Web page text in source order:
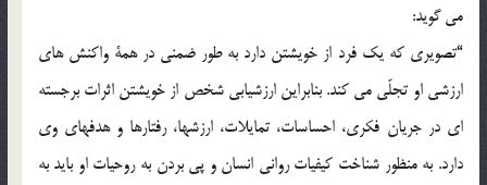
مي گويد:
“تصويري كه يك فرد از خويشتن دارد به طور ضمني در همة واكنش هاي
ارزشي او تجلّي مي كند. بنابراين ارزشيابي شخص از خويشتن اثرات برجسته
اي در جريان فكري، احساسات، تمايلات، ارزشها، رفتارها و هدفهاي وي
دارد. به منظور شناخت كيفيات رواني انسان و پي بردن به روحيات او بايد به